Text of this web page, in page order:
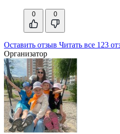
0 0
Оставить отзыв Читать все 123
Организатор